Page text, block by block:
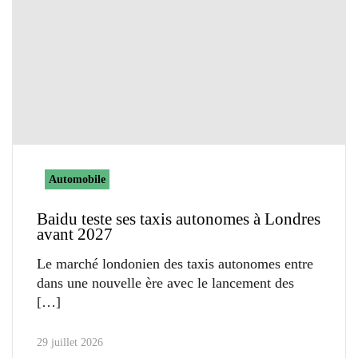
Automobile
Baidu teste ses taxis autonomes à Londres
avant 2027
Le marché londonien des taxis autonomes entre
dans une nouvelle ère avec le lancement des
29 juillet 2026